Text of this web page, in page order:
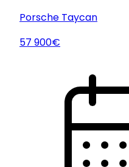
Porsche Taycan
57 900€